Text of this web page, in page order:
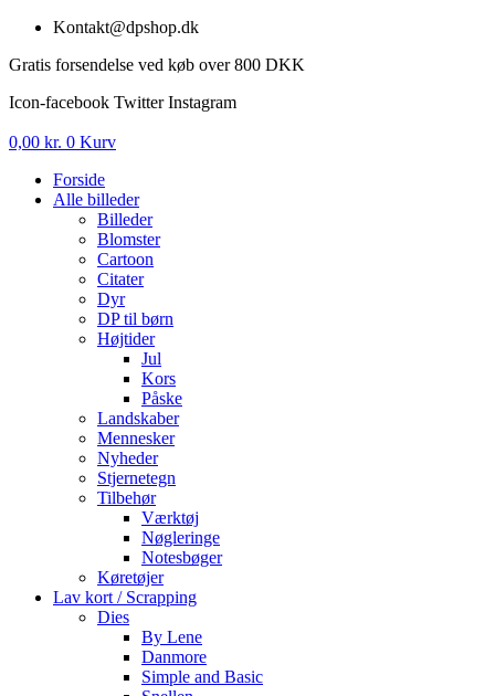
Videre
indhold
Kontakt@dpshop.dk
Gratis forsendelse ved køb over 800 DKK
Icon-facebook Twitter Instagram
0,00 kr. 0 Kurv
Forside
Alle billeder
Billeder
Blomster
Cartoon
Citater
Dyr
DP til børn
Højtider
Jul
Kors
Påske
Landskaber
Mennesker
Nyheder
Stjernetegn
Tilbehør
Værktøj
Nøgleringe
Notesbøger
Køretøjer
Lav kort / Scrapping
Dies
By Lene
Danmore
Simple and Basic